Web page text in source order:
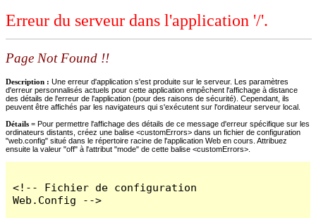
Erreur du serveur dans l'application '/'.
Page Not Found !!
Description : Une erreur d'application s'est produite sur le serveur. Les paramètres
d'erreur personnalisés actuels pour cette application empêchent l'affichage à distance
des détails de l'erreur de l'application (pour des raisons de sécurité). Cependant, ils
peuvent être affichés par les navigateurs qui s'exécutent sur l'ordinateur serveur local.
Détails = Pour permettre l'affichage des détails de ce message d'erreur spécifique sur les
ordinateurs distants, créez une balise <customErrors> dans un fichier de configuration
"web.config" situé dans le répertoire racine de l'application Web en cours. Attribuez
ensuite la valeur "off" à l'attribut "mode" de cette balise <customErrors>.
<!-- Fichier de configuration
Web.Config -->